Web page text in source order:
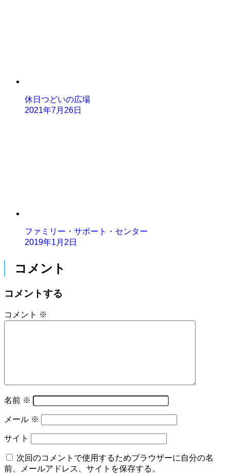
休日つどいの広場
2021年7月26日
ファミリー・サポート・センター
2019年1月2日
コメント
コメントする
コメント ※
名前 ※
メール ※
サイト
次回のコメントで使用するためブラウザーに自分の名
前、メールアドレス、サイトを保存する。